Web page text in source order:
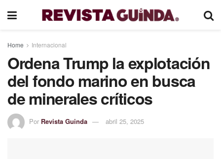
Home Internacional
Ordena Trump la explotación
del fondo marino en busca
de minerales críticos
Por Revista Guinda abril 25, 2025